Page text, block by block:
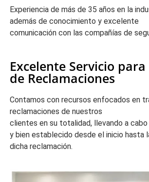
Experiencia de más de 35 años en la
además de conocimiento y excelente
comunicación con las compañías de
Excelente Servicio
de Reclamaciones
Contamos con recursos enfocados en
reclamaciones de nuestros
clientes en su totalidad, llevando a
y bien establecido desde el inicio hasta
dicha reclamación.